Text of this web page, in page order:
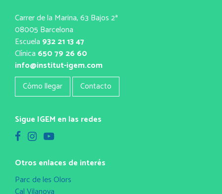
Carrer de la Marina, 63 Bajos 2ª
08005 Barcelona
Escuela 932 21 13 47
Clínica 650 79 26 60
info@institut-igem.com
Cómo llegar
Contacto
Sigue IGEM en las redes
Otros enlaces de interés
Parc de les Olors